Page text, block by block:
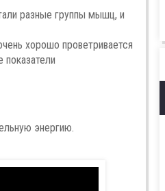
разные группы мышц, и
хорошо проветривается
энергию.